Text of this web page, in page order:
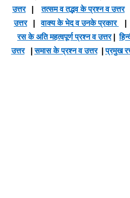
उत्तर|तत्सम व तद्भव के प्रश्न व उत्तर
उत्तर|वाक्य के भेद व उनके प्रकार
रस के अति महत्वपूर्ण प्रश्न व उत्तर|
उत्तर|समास के प्रश्न व उत्तर|प्रमुख